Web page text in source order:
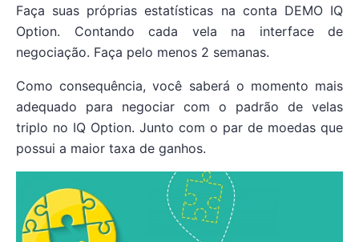
Faça suas próprias estatísticas na conta DEMO IQ
Option. Contando cada vela na interface de
negociação. Faça pelo menos 2 semanas.
Como consequência, você saberá o momento mais
adequado para negociar com o padrão de velas
triplo no IQ Option. Junto com o par de moedas que
possui a maior taxa de ganhos.